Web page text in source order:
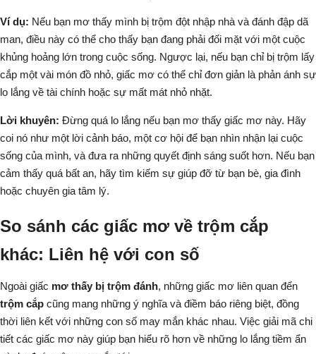
Ví dụ: Nếu bạn mơ thấy mình bị trộm đột nhập nhà và đánh đập dã
man, điều này có thể cho thấy bạn đang phải đối mặt với một cuộc
khủng hoảng lớn trong cuộc sống. Ngược lại, nếu bạn chỉ bị trộm lấy
cắp một vài món đồ nhỏ, giấc mơ có thể chỉ đơn giản là phản ánh sự
lo lắng về tài chính hoặc sự mất mát nhỏ nhặt.
Lời khuyên: Đừng quá lo lắng nếu bạn mơ thấy giấc mơ này. Hãy
coi nó như một lời cảnh báo, một cơ hội để bạn nhìn nhận lại cuộc
sống của mình, và đưa ra những quyết định sáng suốt hơn. Nếu bạn
cảm thấy quá bất an, hãy tìm kiếm sự giúp đỡ từ bạn bè, gia đình
hoặc chuyên gia tâm lý.
So sánh các giấc mơ về trộm cắp
khác: Liên hệ với con số
Ngoài giấc mơ thấy bị trộm đánh, những giấc mơ liên quan đến
trộm cắp cũng mang những ý nghĩa và điềm báo riêng biệt, đồng
thời liên kết với những con số may mắn khác nhau. Việc giải mã chi
tiết các giấc mơ này giúp bạn hiểu rõ hơn về những lo lắng tiềm ẩn